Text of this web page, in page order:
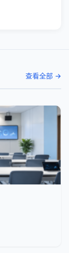
查看全部 →